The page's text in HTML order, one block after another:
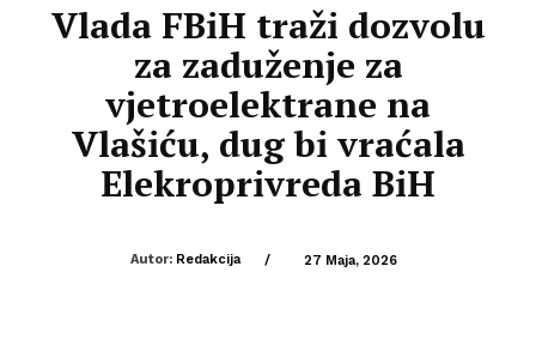
Vlada FBiH traži dozvolu
za zaduženje za
vjetroelektrane na
Vlašiću, dug bi vraćala
Elekroprivreda BiH
Autor: Redakcija / 27 Maja, 2026